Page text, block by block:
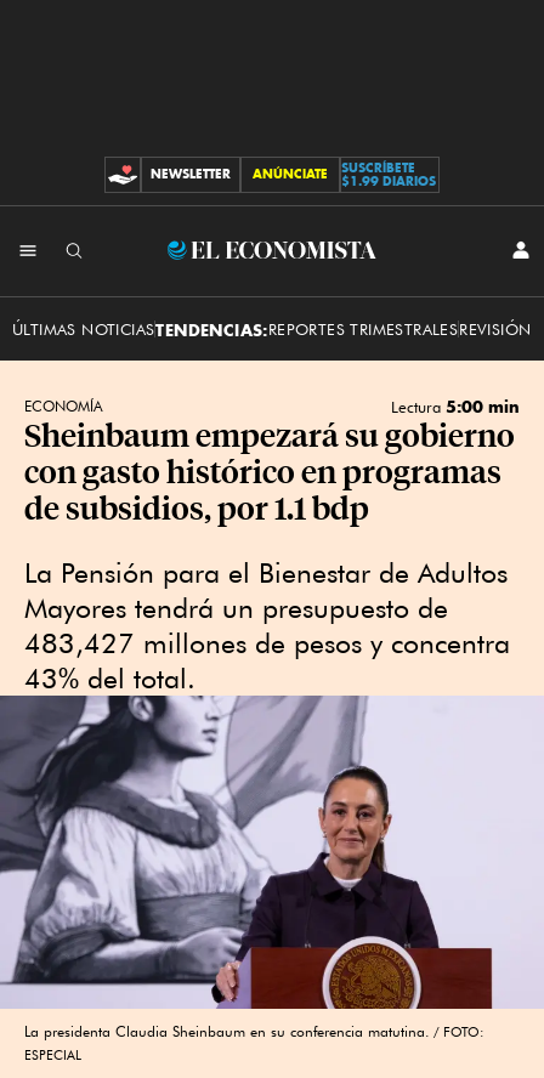
CONTRIBUCIONES
NEWSLETTER ANÚNCIATE
SUSCRÍBETE
$1.99 DIARIOS
El
ÚLTIMAS NOTICIASTENDENCIAS:REPORTES TRIMESTRALESREVISIÓN
ECONOMÍA Lectura 5:00 min
Sheinbaum empezará su gobierno
con gasto histórico en programas
de subsidios, por 1.1 bdp
La Pensión para el Bienestar de Adultos
Mayores tendrá un presupuesto de
483,427 millones de pesos y concentra
43% del total.
La presidenta Claudia Sheinbaum en su conferencia matutina.
FOTO:
ESPECIAL